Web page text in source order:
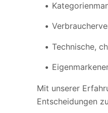
Technische,
Mit unserer
Entscheidungen